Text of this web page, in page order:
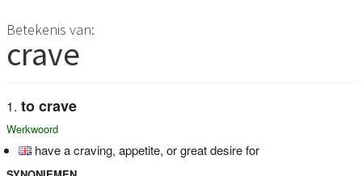
Betekenis van:
crave
to crave
Werkwoord
have a craving, appetite, or great desire for